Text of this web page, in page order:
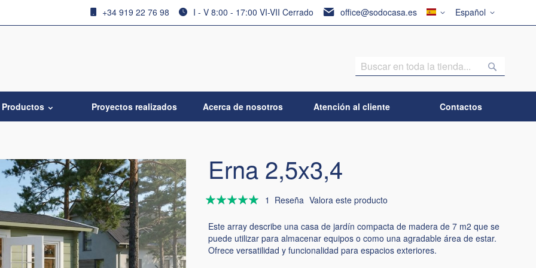
Lenguaje
Español
País
office@sodocasa.es
I - V 8:00 - 17:00 VI-VII Cerrado
+34 919 22 76 98
Productos Proyectos realizados Acerca de nosotros Atención al cliente Contactos
Erna 2,5x3,4
Valoración:
1 Reseña Valora este producto
Este array describe una casa de jardín compacta de madera de 7 m2 que se
puede utilizar para almacenar equipos o como una agradable área de estar.
Ofrece versatilidad y funcionalidad para espacios exteriores.